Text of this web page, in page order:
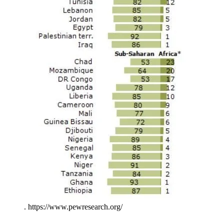
. https://www.pewresearch.org/